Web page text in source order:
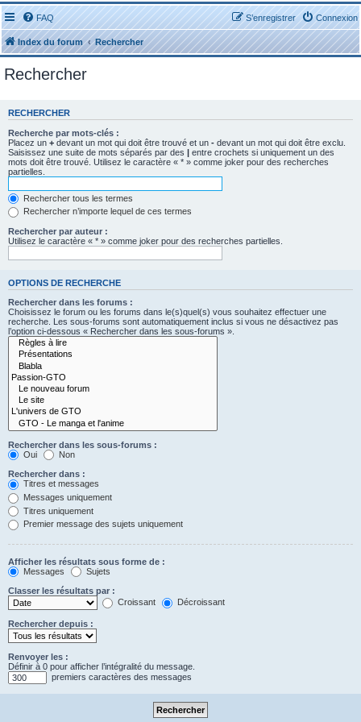
FAQ Connexion
S’enregistrer
Index du forum Rechercher
Rechercher
RECHERCHER
Recherche par mots-clés :
Placez un + devant un mot qui doit être trouvé et un - devant un mot qui doit être exclu.
Saisissez une suite de mots séparés par des | entre crochets si uniquement un des
mots doit être trouvé. Utilisez le caractère « * » comme joker pour des recherches
partielles.
Rechercher tous les termes
Rechercher n’importe lequel de ces termes
Rechercher par auteur :
Utilisez le caractère « * » comme joker pour des recherches partielles.
OPTIONS DE RECHERCHE
Rechercher dans les forums :
Choisissez le forum ou les forums dans le(s)quel(s) vous souhaitez effectuer une
recherche. Les sous-forums sont automatiquement inclus si vous ne désactivez pas
l’option ci-dessous « Rechercher dans les sous-forums ».
Rechercher dans les sous-forums :
Oui
Non
Rechercher dans :
Titres et messages
Messages uniquement
Titres uniquement
Premier message des sujets uniquement
Afficher les résultats sous forme de :
Messages
Sujets
Classer les résultats par :
Croissant
Décroissant
Rechercher depuis :
Renvoyer les :
Définir à 0 pour afficher l’intégralité du message.
premiers caractères des messages